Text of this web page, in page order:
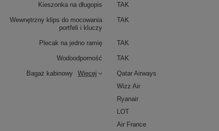
Kieszonka na długopis TAK
Wewnętrzny klips do mocowania
portfeli i kluczy
TAK
Plecak na jedno ramię TAK
Wodoodporność TAK
Bagaż kabinowy Więcej
Qatar Airways
Wizz Air
Ryanair
LOT
Air France